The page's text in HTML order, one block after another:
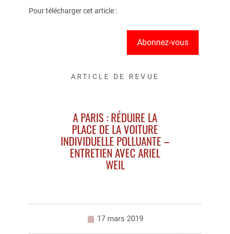
Pour télécharger cet article :
Abonnez-vous
ARTICLE DE REVUE
A PARIS : RÉDUIRE LA
PLACE DE LA VOITURE
INDIVIDUELLE POLLUANTE –
ENTRETIEN AVEC ARIEL
WEIL
17 mars 2019